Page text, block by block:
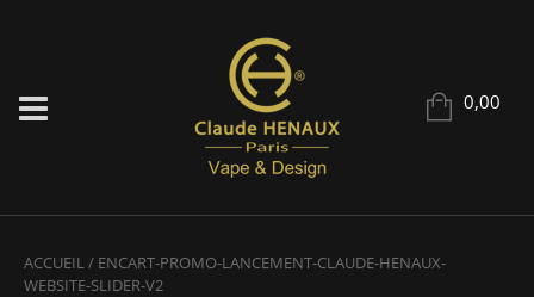
0,00
ACCUEIL/ ENCART-PROMO-LANCEMENT-CLAUDE-HENAUX-
WEBSITE-SLIDER-V2